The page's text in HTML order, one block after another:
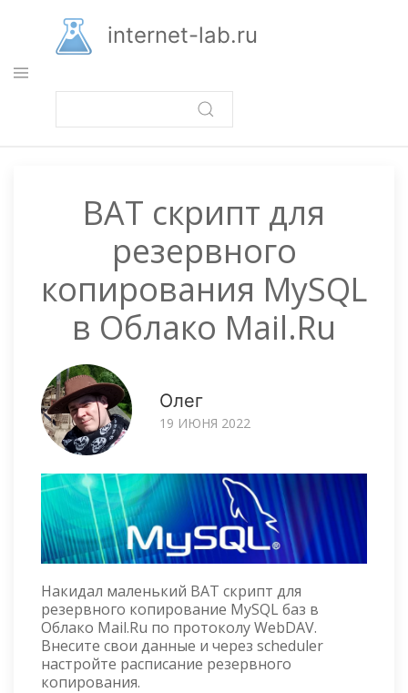
основному
содержанию
internet-lab.ru
BAT скрипт для
резервного
копирования MySQL
в Облако Mail.Ru
Олег
19 ИЮНЯ 2022
Накидал маленький BAT скрипт для
резервного копирование MySQL баз в
Облако Mail.Ru по протоколу WebDAV.
Внесите свои данные и через scheduler
настройте расписание резервного
копирования.